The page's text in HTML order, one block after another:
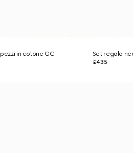
in cotone GG
Set regalo
£435